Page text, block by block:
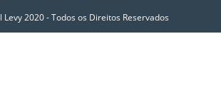
Levy 2020 - Todos os Direitos Reservados